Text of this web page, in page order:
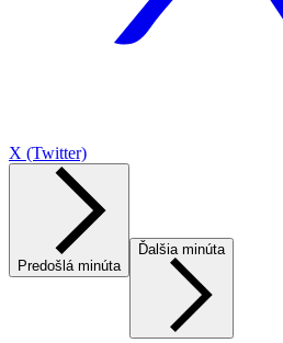
X (Twitter)
Predošlá minúta
Ďalšia minúta